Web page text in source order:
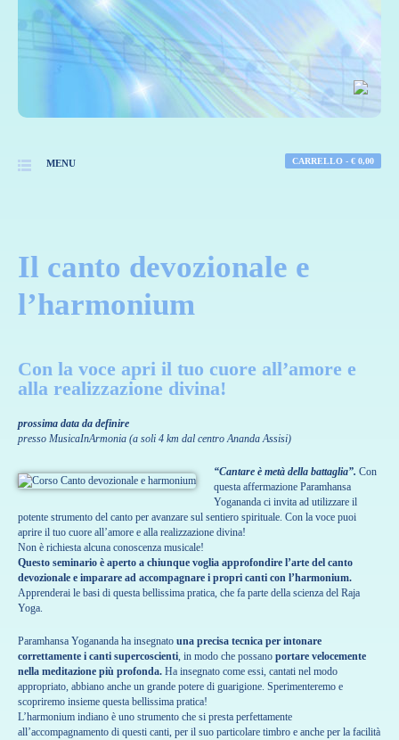
MENU CARRELLO - € 0,00
Il canto devozionale e
l’harmonium
Con la voce apri il tuo cuore all’amore e
alla realizzazione divina!
prossima data da definire
presso MusicaInArmonia (a soli 4 km dal centro Ananda Assisi)
“Cantare è metà della battaglia”. Con
questa affermazione Paramhansa
Yogananda ci invita ad utilizzare il
potente strumento del canto per avanzare sul sentiero spirituale. Con la voce puoi
aprire il tuo cuore all’amore e alla realizzazione divina!
Non è richiesta alcuna conoscenza musicale!
Questo seminario è aperto a chiunque voglia approfondire l’arte del canto
devozionale e imparare ad accompagnare i propri canti con l’harmonium.
Apprenderai le basi di questa bellissima pratica, che fa parte della scienza del Raja
Yoga.
Paramhansa Yogananda ha insegnato una precisa tecnica per intonare
correttamente i canti supercoscienti, in modo che possano portare velocemente
nella meditazione più profonda. Ha insegnato come essi, cantati nel modo
appropriato, abbiano anche un grande potere di guarigione. Sperimenteremo e
scopriremo insieme questa bellissima pratica!
L’harmonium indiano è uno strumento che si presta perfettamente
all’accompagnamento di questi canti, per il suo particolare timbro e anche per la facilità